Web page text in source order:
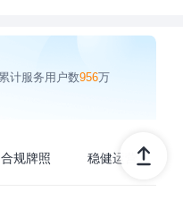
计服务用户数956万
合规牌照 稳健运营